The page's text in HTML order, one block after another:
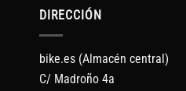
DIRECCIÓN
bike.es (Almacén central)
C/ Madroño 4a